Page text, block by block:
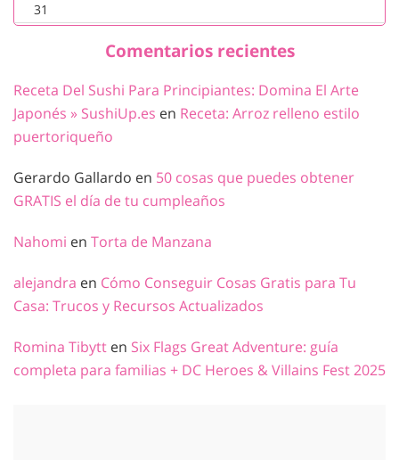
31
Comentarios recientes
Receta Del Sushi Para Principiantes: Domina El Arte
Japonés » SushiUp.es en Receta: Arroz relleno estilo
puertoriqueño
Gerardo Gallardo en 50 cosas que puedes obtener
GRATIS el día de tu cumpleaños
Nahomi en Torta de Manzana
alejandra en Cómo Conseguir Cosas Gratis para Tu
Casa: Trucos y Recursos Actualizados
Romina Tibytt en Six Flags Great Adventure: guía
completa para familias + DC Heroes & Villains Fest 2025